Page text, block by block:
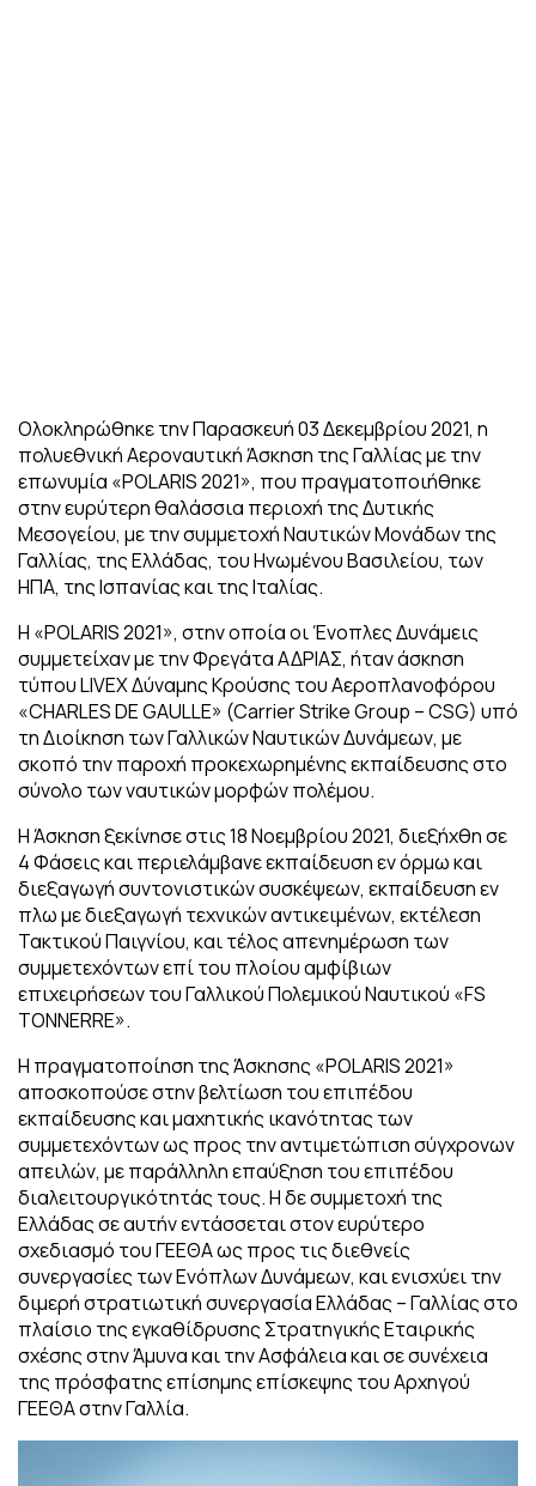
Ολοκληρώθηκε την Παρασκευή 03 Δεκεμβρίου 2021, η
πολυεθνική Αεροναυτική Άσκηση της Γαλλίας με την
επωνυμία «POLARIS 2021», που πραγματοποιήθηκε
στην ευρύτερη θαλάσσια περιοχή της Δυτικής
Μεσογείου, με την συμμετοχή Ναυτικών Μονάδων της
Γαλλίας, της Ελλάδας, του Ηνωμένου Βασιλείου, των
ΗΠΑ, της Ισπανίας και της Ιταλίας.
Η «POLARIS 2021», στην οποία οι Ένοπλες Δυνάμεις
συμμετείχαν με την Φρεγάτα ΑΔΡΙΑΣ, ήταν άσκηση
τύπου LIVEX Δύναμης Κρούσης του Αεροπλανοφόρου
«CHARLES DE GAULLE» (Carrier Strike Group – CSG) υπό
τη Διοίκηση των Γαλλικών Ναυτικών Δυνάμεων, με
σκοπό την παροχή προκεχωρημένης εκπαίδευσης στο
σύνολο των ναυτικών μορφών πολέμου.
Η Άσκηση ξεκίνησε στις 18 Νοεμβρίου 2021, διεξήχθη σε
4 Φάσεις και περιελάμβανε εκπαίδευση εν όρμω και
διεξαγωγή συντονιστικών συσκέψεων, εκπαίδευση εν
πλω με διεξαγωγή τεχνικών αντικειμένων, εκτέλεση
Τακτικού Παιγνίου, και τέλος απενημέρωση των
συμμετεχόντων επί του πλοίου αμφίβιων
επιχειρήσεων του Γαλλικού Πολεμικού Ναυτικού «FS
TONNERRE».
Η πραγματοποίηση της Άσκησης «POLARIS 2021»
αποσκοπούσε στην βελτίωση του επιπέδου
εκπαίδευσης και μαχητικής ικανότητας των
συμμετεχόντων ως προς την αντιμετώπιση σύγχρονων
απειλών, με παράλληλη επαύξηση του επιπέδου
διαλειτουργικότητάς τους. Η δε συμμετοχή της
Ελλάδας σε αυτήν εντάσσεται στον ευρύτερο
σχεδιασμό του ΓΕΕΘΑ ως προς τις διεθνείς
συνεργασίες των Ενόπλων Δυνάμεων, και ενισχύει την
διμερή στρατιωτική συνεργασία Ελλάδας – Γαλλίας στο
πλαίσιο της εγκαθίδρυσης Στρατηγικής Εταιρικής
σχέσης στην Άμυνα και την Ασφάλεια και σε συνέχεια
της πρόσφατης επίσημης επίσκεψης του Αρχηγού
ΓΕΕΘΑ στην Γαλλία.